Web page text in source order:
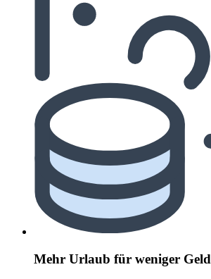
Mehr Urlaub für weniger Geld